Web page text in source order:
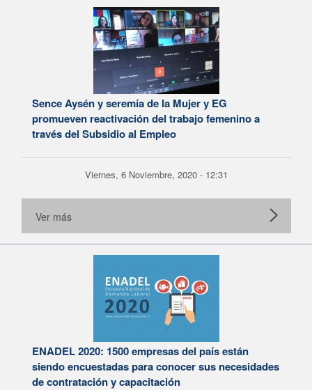
Sence Aysén y seremía de la Mujer y EG
promueven reactivación del trabajo femenino a
través del Subsidio al Empleo
Viernes, 6 Noviembre, 2020 - 12:31
Ver más
ENADEL 2020: 1500 empresas del país están
siendo encuestadas para conocer sus necesidades
de contratación y capacitación